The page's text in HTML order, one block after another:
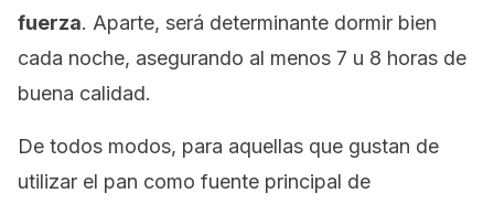
fuerza. Aparte, será determinante dormir bien
cada noche, asegurando al menos 7 u 8 horas de
buena calidad.
De todos modos, para aquellas que gustan de
utilizar el pan como fuente principal de